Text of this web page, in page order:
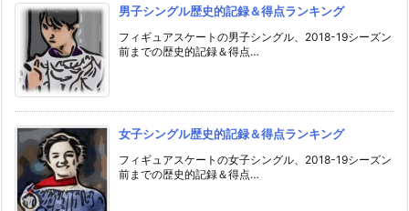
男子シングル歴史的記録＆得点ランキング
フィギュアスケートの男子シングル、2018-19シーズン
前までの歴史的記録＆得点…
女子シングル歴史的記録＆得点ランキング
フィギュアスケートの女子シングル、2018-19シーズン
前までの歴史的記録＆得点…